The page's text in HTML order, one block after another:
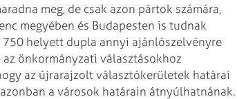
meg, de csak azon pártok számára,
megyében és Budapesten is tudnak
helyett dupla annyi ajánlószelvényre
önkormányzati választásokhoz
az újrarajzolt választókerületek határai
a városok határain átnyúlhatnának.